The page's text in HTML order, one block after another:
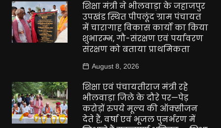
शिक्षा मंत्री ने भीलवाड़ा के जहाजपुर
उपखंड स्थित पीपलूंद ग्राम पंचायत
में चारागाह विकास कार्यो का किया
शुभारम्भ, गौ-संरक्षण एवं पर्यावरण
संरक्षण को बताया प्राथमिकता
August 8, 2026
शिक्षा एवं पंचायतीराज मंत्री रहे
भीलवाड़ा जिले के दौरे पर—पेड़
करोड़ों रुपये मूल्य की ऑक्सीजन
देते हैं, वर्षा एवं भूजल पुनर्भरण में